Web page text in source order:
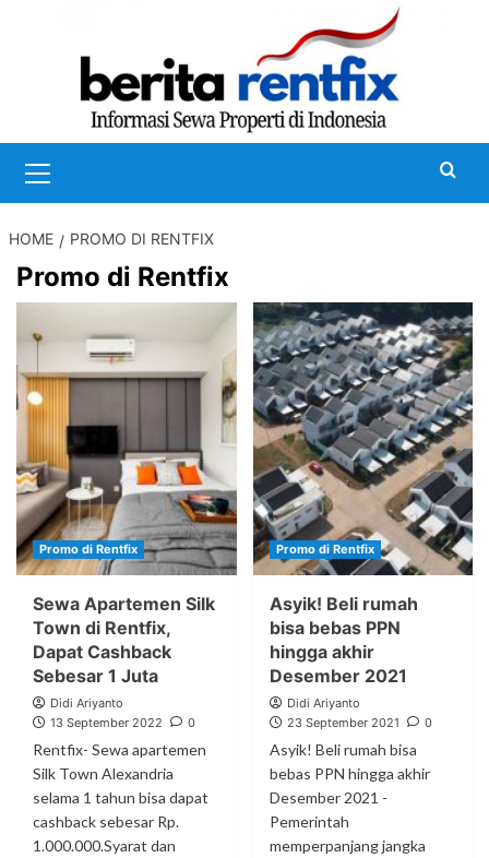
Menu
HOME PROMO DI RENTFIX
Promo di Rentfix
Promo di Rentfix
Sewa Apartemen Silk
Town di Rentfix,
Dapat Cashback
Sebesar 1 Juta
Didi Ariyanto
13 September 2022
0
Rentfix- Sewa apartemen
Silk Town Alexandria
selama 1 tahun bisa dapat
cashback sebesar Rp.
1.000.000.Syarat dan
Promo di Rentfix
Asyik! Beli rumah
bisa bebas PPN
hingga akhir
Desember 2021
Didi Ariyanto
23 September 2021
0
Asyik! Beli rumah bisa
bebas PPN hingga akhir
Desember 2021 -
Pemerintah
memperpanjang jangka